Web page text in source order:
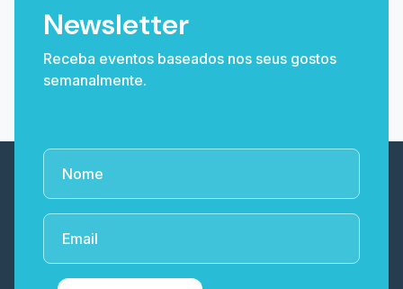
Newsletter
Receba eventos baseados nos seus gostos
semanalmente.